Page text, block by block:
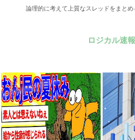
論理的に考えて上質なスレッドをまと
ロジカル速報